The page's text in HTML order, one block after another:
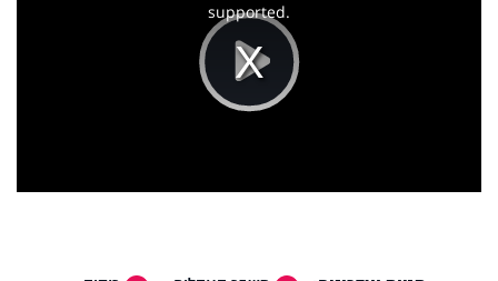
Play
supported.